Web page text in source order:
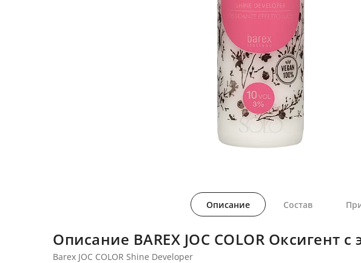
Описание
Описание BAREX JOC COLOR Оксигент
Barex JOC COLOR Shine Developer
Состав